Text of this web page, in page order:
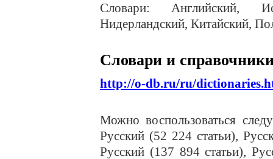
Словари: Английский,
Нидерландский, Китайский,
Словари и
http://o-db.ru/ru/
Можно воспользоваться
Русский (52 224 статьи),
Русский (137 894 статьи),